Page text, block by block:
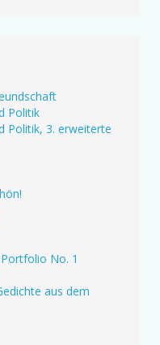
Politik
Politik, 3. erweiterte
No. 1
aus dem